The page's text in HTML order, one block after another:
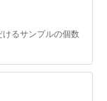
るサンプルの個数